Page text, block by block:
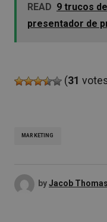
READ 9 trucos
presentador de
(31
MARKETING
byJacob Thomas